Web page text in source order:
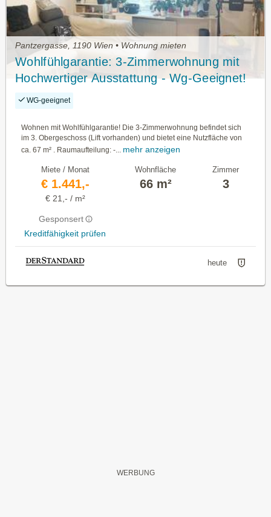
Pantzergasse, 1190 Wien • Wohnung mieten
Wohlfühlgarantie: 3-Zimmerwohnung mit
Hochwertiger Ausstattung - Wg-Geeignet!
WG-geeignet
Wohnen mit Wohlfühlgarantie! Die 3-Zimmerwohnung befindet sich
im 3. Obergeschoss (Lift vorhanden) und bietet eine Nutzfläche von
ca. 67 m² . Raumaufteilung: -...
mehr anzeigen
Miete / Monat
€ 1.441,-
€ 21,- / m²
Gesponsert
Kreditfähigkeit prüfen
Wohnfläche
66 m²
Zimmer
3
heute